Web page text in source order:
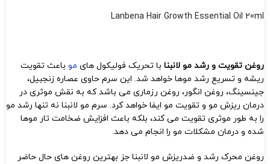
Lanbena Hair Growth Essential Oil 20ml
روغن تقویت و رشد مو لانبنا با تحریک فولیکول های مو باعث تقویت
ریشه و تسریع رشد موها خواهد شد. این سرم حاوی عصاره زنجبیل،
جینسینگ، روغن انگور، روغن رزماری می باشد که به نقش موثری در
درمان ریزش مو و تقویت مو ایفا خواهد کرد. سرم مو لانبنا نه تنها رشد مو
را به طور موثری تقویت می کند، بلکه باعث افزایش ضخامت تار موها
شده و درمان مشکلات مو را انجام می دهد.
روغن محرک رشد و ضدریزش مو لانبنا جز بهترین روغن های حال حاضر